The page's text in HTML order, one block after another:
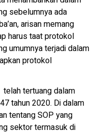
sebelumnya ada
arisan memang
harus taat protokol
umumnya terjadi dalam
protokol
tertuang dalam
tahun 2020. Di dalam
tentang SOP yang
sektor termasuk di